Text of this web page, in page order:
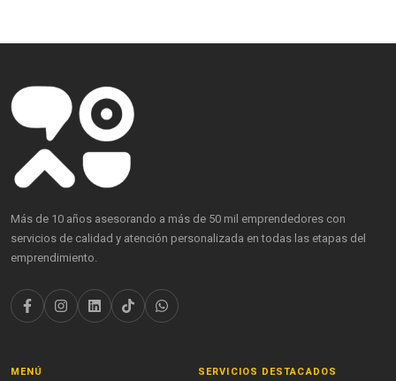
Más de 10 años asesorando a más de 50 mil emprendedores con
servicios de calidad y atención personalizada en todas las etapas del
emprendimiento.
MENÚ SERVICIOS DESTACADOS